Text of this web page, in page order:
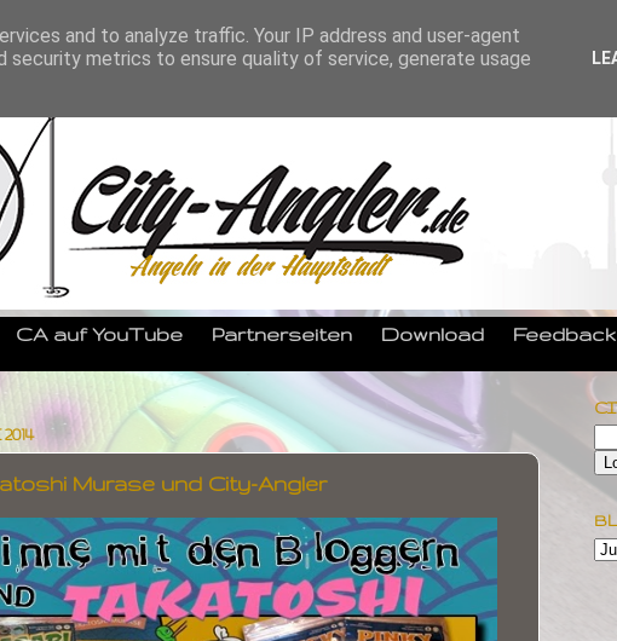
CA auf YouTube Partnerseiten Download Feedback
Murase und City-Angler
and to analyze traffic. Your IP address and user-agent
security metrics to ensure quality of service, generate usage